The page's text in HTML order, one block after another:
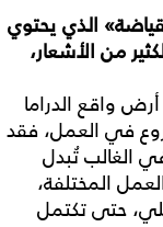
» الذي يحتوي
من الأشعار،
واقع الدراما
في العمل، فقد
الغالب تُبدل
المختلفة،
حتى تكتمل